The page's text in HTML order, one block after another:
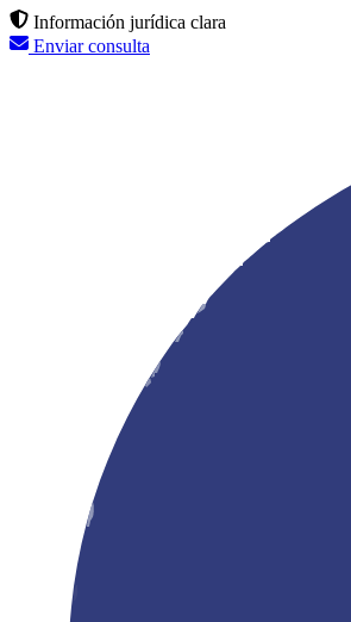
Información jurídica clara
Enviar consulta